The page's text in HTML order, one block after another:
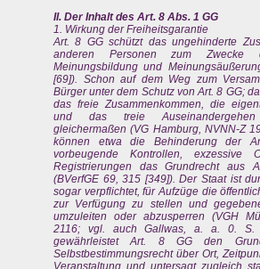
II. Der Inhalt des Art. 8 Abs. 1 GG
1. Wirkung der Freiheitsgarantie
Art. 8 GG schützt das ungehinderte
anderen Personen zum Zwecke
Meinungsbildung und
[69]). Schon auf dem Weg zum
Bürger unter dem Schutz von Art. 8 GG;
das freie Zusammenkommen, die
und das treie
gleichermaßen (VG Hamburg, NVNN-Z
können etwa die Behinderung der
vorbeugende Kontrollen, exzessive
Registrierungen das Grundrecht aus
(BVerfGE 69, 315 [349]). Der Staat ist
sogar verpflichtet, für Aufzüge die
zur Verfügung zu stellen und
umzuleiten oder abzusperren (VGH
2116; vgl. auch Gallwas, a. a. 0. S.
gewährleistet Art. 8 GG den
Selbstbestimmungsrecht über Ort,